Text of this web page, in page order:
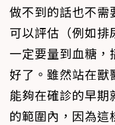
做不到的話也不需
可以評估（例如排
一定要量到血糖，
好了。雖然站在獸
能夠在確診的早期
的範圍內，因為這